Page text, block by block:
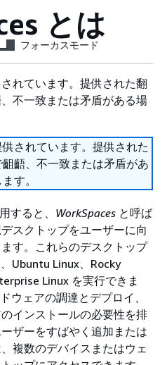
とは
フォーカスモード
れています。提供された翻
不一致または矛盾がある場
されています。提供された
齬、不一致または矛盾があ
す。
すると、 WorkSpaces と呼ば
スクトップをユーザーに向
す。これらのデスクトップ
Ubuntu Linux、Rocky
Linux を実行できま
ウェアの調達とデプロイ、
インストールの必要性を排
ザーをすばやく追加または
複数のデバイスまたはウェ